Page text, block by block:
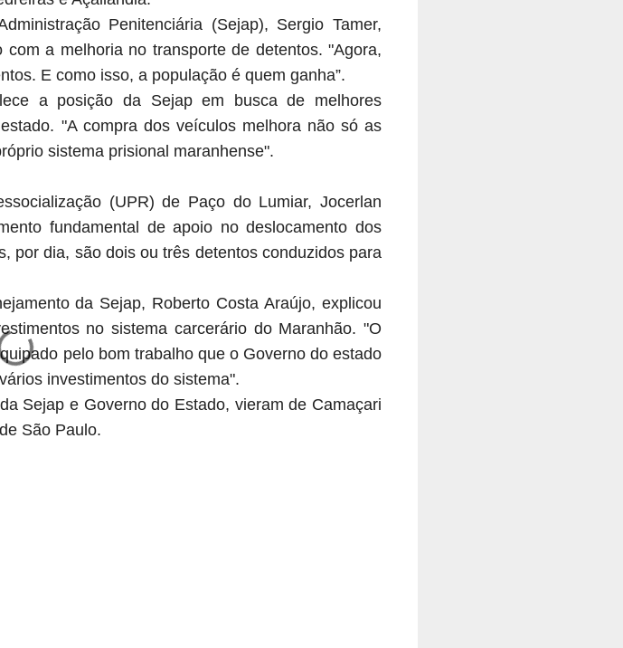
Penitenciária (Sejap), Sergio Tamer,
a melhoria no transporte de detentos. "Agora,
E como isso, a população é quem ganha”.
a posição da Sejap em busca de melhores
"A compra dos veículos melhora não só as
sistema prisional maranhense".
(UPR) de Paço do Lumiar, Jocerlan
fundamental de apoio no deslocamento dos
por dia, são dois ou três detentos conduzidos para
da Sejap, Roberto Costa Araújo, explicou
no sistema carcerário do Maranhão. "O
pelo bom trabalho que o Governo do estado
investimentos do sistema".
Sejap e Governo do Estado, vieram de Camaçari
São Paulo.